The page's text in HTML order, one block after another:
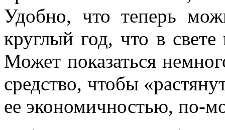
Удобно, что теперь
круглый год, что в
Может показаться
средство, чтобы
ее экономичностью, по-